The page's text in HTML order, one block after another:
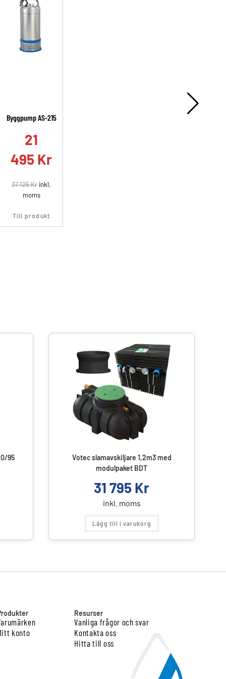
Byggpump AS-215
21
495 Kr
37 126Kr inkl.
moms
Till produkt
95
Votec slamavskiljare 1,2m3 med
modulpaket BDT
31 795 Kr
inkl. moms
Lägg till i varukorg
konto
Resurser
Vanliga frågor och svar
Kontakta oss
Hitta till oss